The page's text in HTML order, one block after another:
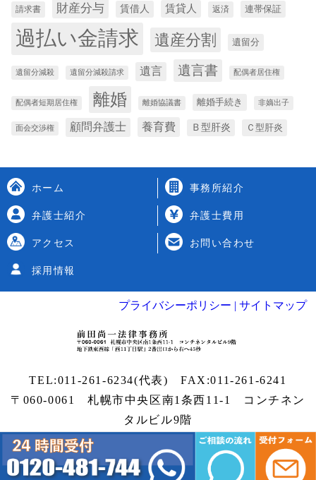
請求書 財産分与 賃借人 賃貸人 返済 連帯保証
過払い金請求 遺産分割 遺留分
遺留分減殺 遺留分減殺請求 遺言 遺言書 配偶者居住権
配偶者短期居住権 離婚 離婚協議書 離婚手続き 非嫡出子
面会交渉権 顧問弁護士 養育費 Ｂ型肝炎 Ｃ型肝炎
ホーム 事務所紹介
弁護士紹介 弁護士費用
アクセス お問い合わせ
採用情報
プライバシーポリシー | サイトマップ
TEL:011-261-6234(代表) FAX:011-261-6241
〒060-0061 札幌市中央区南1条西11-1
コンチネン
タルビル9階
Copyright札幌弁護士
| 前田尚一法律事務所 All
rights reserved.